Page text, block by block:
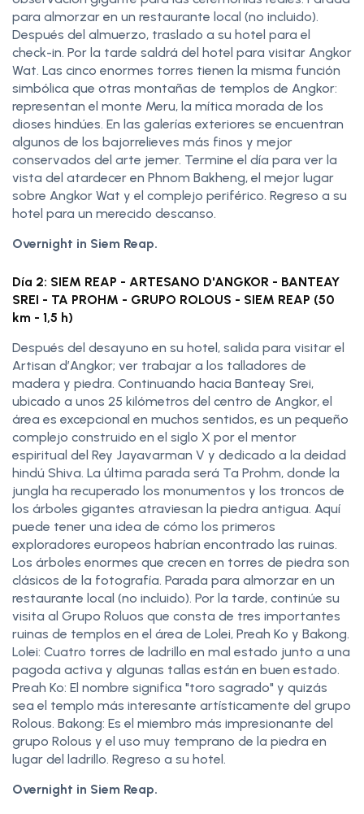
para almorzar en un restaurante local (no incluido).
Después del almuerzo, traslado a su hotel para el
check-in. Por la tarde saldrá del hotel para visitar Angkor
Wat. Las cinco enormes torres tienen la misma función
simbólica que otras montañas de templos de Angkor:
representan el monte Meru, la mítica morada de los
dioses hindúes. En las galerías exteriores se encuentran
algunos de los bajorrelieves más finos y mejor
conservados del arte jemer. Termine el día para ver la
vista del atardecer en Phnom Bakheng, el mejor lugar
sobre Angkor Wat y el complejo periférico. Regreso a su
hotel para un merecido descanso.
Overnight in Siem Reap.
Día 2: SIEM REAP - ARTESANO D'ANGKOR - BANTEAY
SREI - TA PROHM - GRUPO ROLOUS - SIEM REAP (50
km - 1,5 h)
Después del desayuno en su hotel, salida para visitar el
Artisan d’Angkor; ver trabajar a los talladores de
madera y piedra. Continuando hacia Banteay Srei,
ubicado a unos 25 kilómetros del centro de Angkor, el
área es excepcional en muchos sentidos, es un pequeño
complejo construido en el siglo X por el mentor
espiritual del Rey Jayavarman V y dedicado a la deidad
hindú Shiva. La última parada será Ta Prohm, donde la
jungla ha recuperado los monumentos y los troncos de
los árboles gigantes atraviesan la piedra antigua. Aquí
puede tener una idea de cómo los primeros
exploradores europeos habrían encontrado las ruinas.
Los árboles enormes que crecen en torres de piedra son
clásicos de la fotografía. Parada para almorzar en un
restaurante local (no incluido). Por la tarde, continúe su
visita al Grupo Roluos que consta de tres importantes
ruinas de templos en el área de Lolei, Preah Ko y Bakong.
Lolei: Cuatro torres de ladrillo en mal estado junto a una
pagoda activa y algunas tallas están en buen estado.
Preah Ko: El nombre significa "toro sagrado" y quizás
sea el templo más interesante artísticamente del grupo
Rolous. Bakong: Es el miembro más impresionante del
grupo Rolous y el uso muy temprano de la piedra en
lugar del ladrillo. Regreso a su hotel.
Overnight in Siem Reap.